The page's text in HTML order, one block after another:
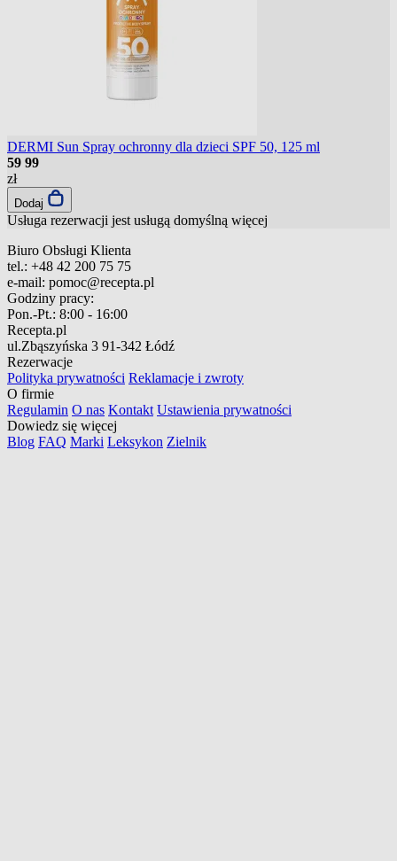
DERMI Sun Spray ochronny dla dzieci SPF 50, 125 ml
59 99
zł
Dodaj
Usługa rezerwacji jest usługą domyślną więcej
Biuro Obsługi Klienta
tel.: +48 42 200 75 75
e-mail: pomoc@recepta.pl
Godziny pracy:
Pon.-Pt.: 8:00 - 16:00
Recepta.pl
ul.Zbąszyńska 3 91-342 Łódź
Rezerwacje
Polityka prywatności Reklamacje i zwroty
O firmie
Regulamin O nas Kontakt Ustawienia prywatności
Dowiedz się więcej
Blog FAQ Marki Leksykon Zielnik